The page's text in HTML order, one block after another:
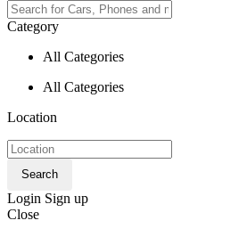
Category
All Categories
All Categories
Location
Search
Login Sign up
Close